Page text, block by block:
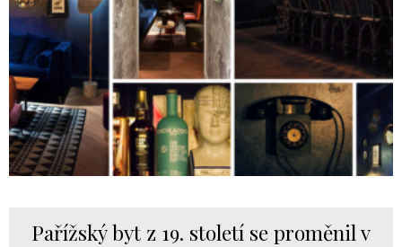
Pařížský byt z 19. století se proměnil v